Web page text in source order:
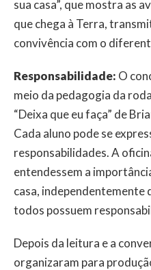
sua casa”, que mostra as
que chega à Terra,
convivência com o
Responsabilidade: O
meio da pedagogia da
“Deixa que eu faça” de
Cada aluno pode se
responsabilidades. A
entendessem a
casa, independentemente
todos possuem
Depois da leitura e a
organizaram para